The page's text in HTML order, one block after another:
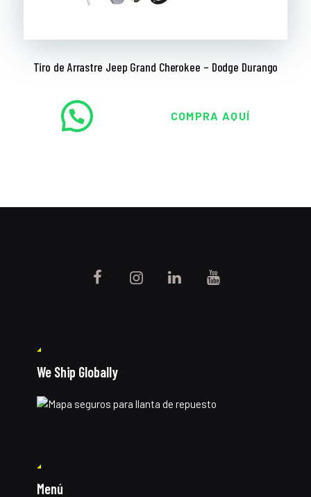
Tiro de Arrastre Jeep Grand Cherokee – Dodge Durango
COMPRA AQUÍ
We Ship Globally
Menú